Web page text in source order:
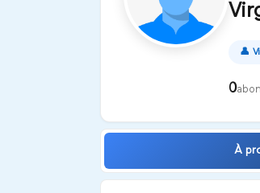
👤
0
À